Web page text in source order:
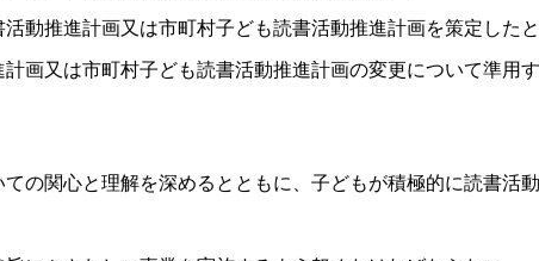
動推進計画又は市町村子ども読書活動推進計画を策定した
画又は市町村子ども読書活動推進計画の変更について準用す
の関心と理解を深めるとともに、子どもが積極的に読書活